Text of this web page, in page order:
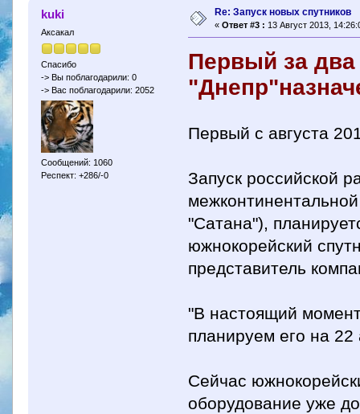
kuki
Аксакал
Спасибо
-> Вы поблагодарили: 0
-> Вас поблагодарили: 2052
Сообщений: 1060
Респект: +286/-0
Re: Запуск новых спутников
« Ответ #3 : 13 Август 2013,
Первый за два
Первый с августа
Запуск российской
"Сатана"),
южнокорейский
представитель
"В настоящий
планируем его на 22
Сейчас
оборудование уже